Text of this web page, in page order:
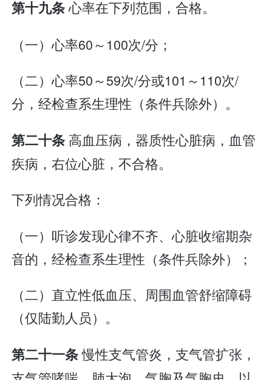
第十九条心率在下列范围，合格。
（一）心率60～100次/分；
（二）心率50～59次/分或101～110次/
分，经检查系生理性（条件兵除外）。
第二十条 高血压病，器质性心脏病，血管
疾病，右位心脏，不合格。
下列情况合格：
（一）听诊发现心律不齐、心脏收缩期杂
音的，经检查系生理性（条件兵除外）；
（二）直立性低血压、周围血管舒缩障碍
（仅陆勤人员）。
第二十一条慢性支气管炎，支气管扩张，